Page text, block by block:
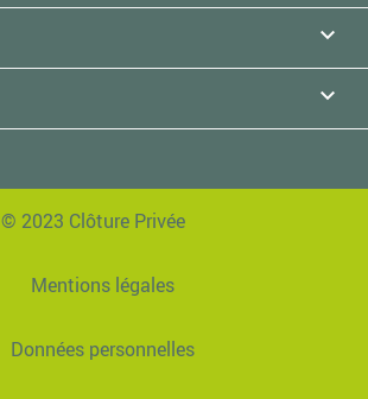


© 2023 Clôture Privée
Mentions légales
Données personnelles